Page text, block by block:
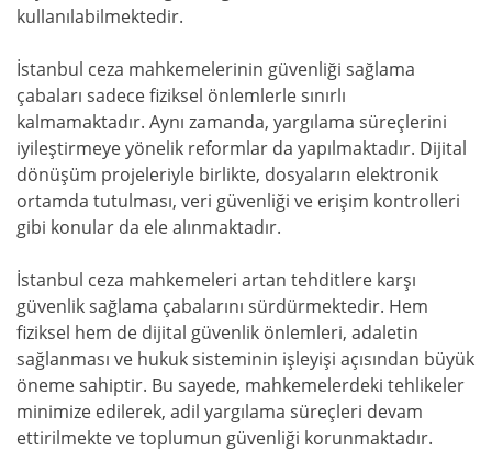
kullanılabilmektedir.
İstanbul ceza mahkemelerinin güvenliği sağlama
çabaları sadece fiziksel önlemlerle sınırlı
kalmamaktadır. Aynı zamanda, yargılama süreçlerini
iyileştirmeye yönelik reformlar da yapılmaktadır. Dijital
dönüşüm projeleriyle birlikte, dosyaların elektronik
ortamda tutulması, veri güvenliği ve erişim kontrolleri
gibi konular da ele alınmaktadır.
İstanbul ceza mahkemeleri artan tehditlere karşı
güvenlik sağlama çabalarını sürdürmektedir. Hem
fiziksel hem de dijital güvenlik önlemleri, adaletin
sağlanması ve hukuk sisteminin işleyişi açısından büyük
öneme sahiptir. Bu sayede, mahkemelerdeki tehlikeler
minimize edilerek, adil yargılama süreçleri devam
ettirilmekte ve toplumun güvenliği korunmaktadır.